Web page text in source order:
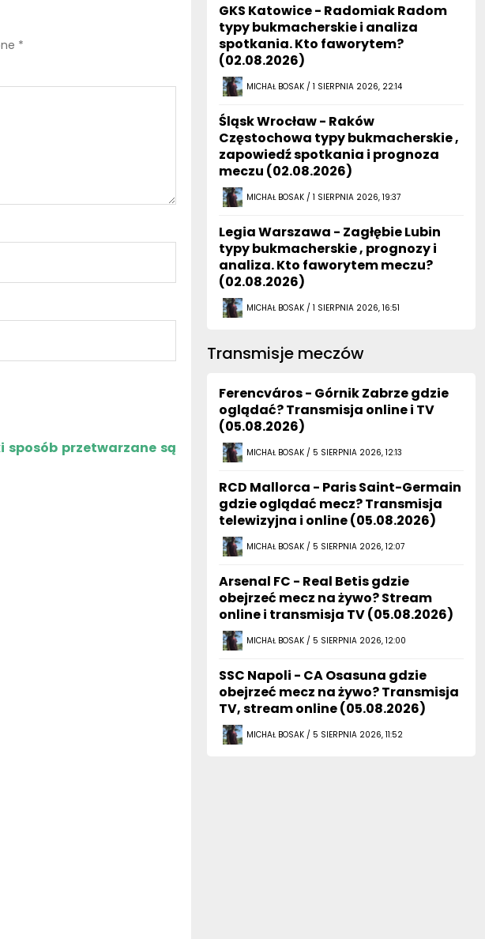
*
sposób przetwarzane są
GKS Katowice - Radomiak Radom
typy bukmacherskie i analiza
spotkania. Kto faworytem?
(02.08.2026)
MICHAŁ BOSAK / 1 SIERPNIA 2026, 22:14
Śląsk Wrocław - Raków
Częstochowa typy bukmacherskie ,
zapowiedź spotkania i prognoza
meczu (02.08.2026)
MICHAŁ BOSAK / 1 SIERPNIA 2026, 19:37
Legia Warszawa - Zagłębie Lubin
typy bukmacherskie , prognozy i
analiza. Kto faworytem meczu?
(02.08.2026)
MICHAŁ BOSAK / 1 SIERPNIA 2026, 16:51
Transmisje meczów
Ferencváros - Górnik Zabrze gdzie
oglądać? Transmisja online i TV
(05.08.2026)
MICHAŁ BOSAK / 5 SIERPNIA 2026, 12:13
RCD Mallorca - Paris Saint-Germain
gdzie oglądać mecz? Transmisja
telewizyjna i online (05.08.2026)
MICHAŁ BOSAK / 5 SIERPNIA 2026, 12:07
Arsenal FC - Real Betis gdzie
obejrzeć mecz na żywo? Stream
online i transmisja TV (05.08.2026)
MICHAŁ BOSAK / 5 SIERPNIA 2026, 12:00
SSC Napoli - CA Osasuna gdzie
obejrzeć mecz na żywo? Transmisja
TV, stream online (05.08.2026)
MICHAŁ BOSAK / 5 SIERPNIA 2026, 11:52